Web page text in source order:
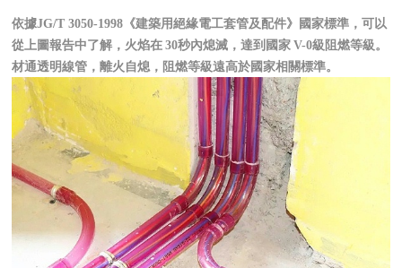
依據JG/T 3050-1998《建築用絕緣電工套管及配件》國家標準 ，可以
從上圖報告中了解，火焰在 30秒內熄滅 ，達到國家 V-0級阻燃等級。
材通透明線管，離火自熄，阻燃等級遠高於國家相關標準。